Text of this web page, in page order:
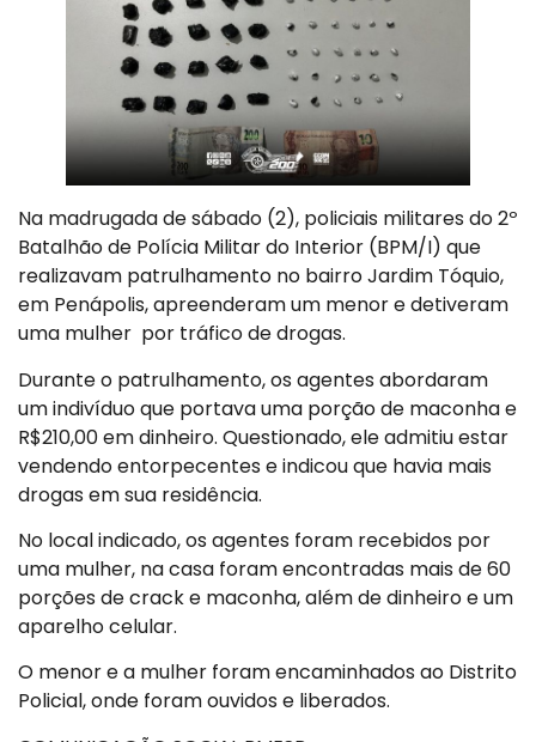
Na madrugada de sábado (2), policiais militares do 2º
Batalhão de Polícia Militar do Interior (BPM/I) que
realizavam patrulhamento no bairro Jardim Tóquio,
em Penápolis, apreenderam um menor e detiveram
uma mulher por tráfico de drogas.
Durante o patrulhamento, os agentes abordaram
um indivíduo que portava uma porção de maconha e
R$210,00 em dinheiro. Questionado, ele admitiu estar
vendendo entorpecentes e indicou que havia mais
drogas em sua residência.
No local indicado, os agentes foram recebidos por
uma mulher, na casa foram encontradas mais de 60
porções de crack e maconha, além de dinheiro e um
aparelho celular.
O menor e a mulher foram encaminhados ao Distrito
Policial, onde foram ouvidos e liberados.